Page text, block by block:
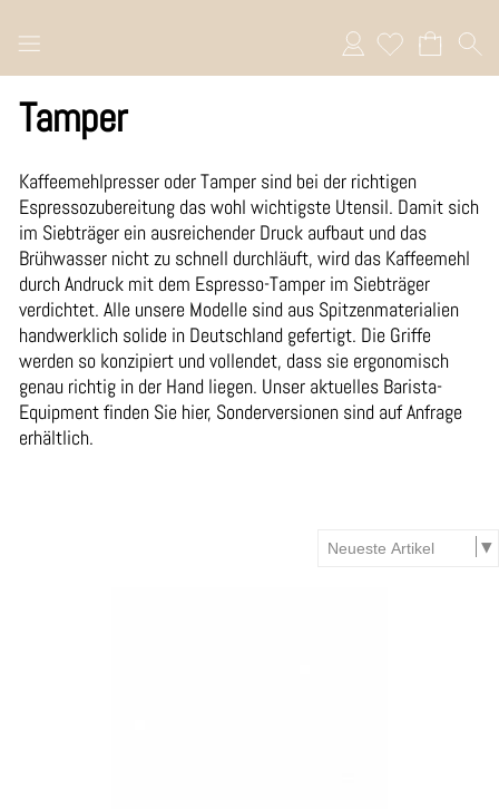
Anmelden
Tamper
Kaffeemehlpresser oder Tamper sind bei der richtigen
Espressozubereitung das wohl wichtigste Utensil. Damit sich
im Siebträger ein ausreichender Druck aufbaut und das
Brühwasser nicht zu schnell durchläuft, wird das Kaffeemehl
durch Andruck mit dem Espresso-Tamper im Siebträger
verdichtet. Alle unsere Modelle sind aus Spitzenmaterialien
handwerklich solide in Deutschland gefertigt. Die Griffe
werden so konzipiert und vollendet, dass sie ergonomisch
genau richtig in der Hand liegen. Unser aktuelles Barista-
Equipment finden Sie hier, Sonderversionen sind auf Anfrage
erhältlich.